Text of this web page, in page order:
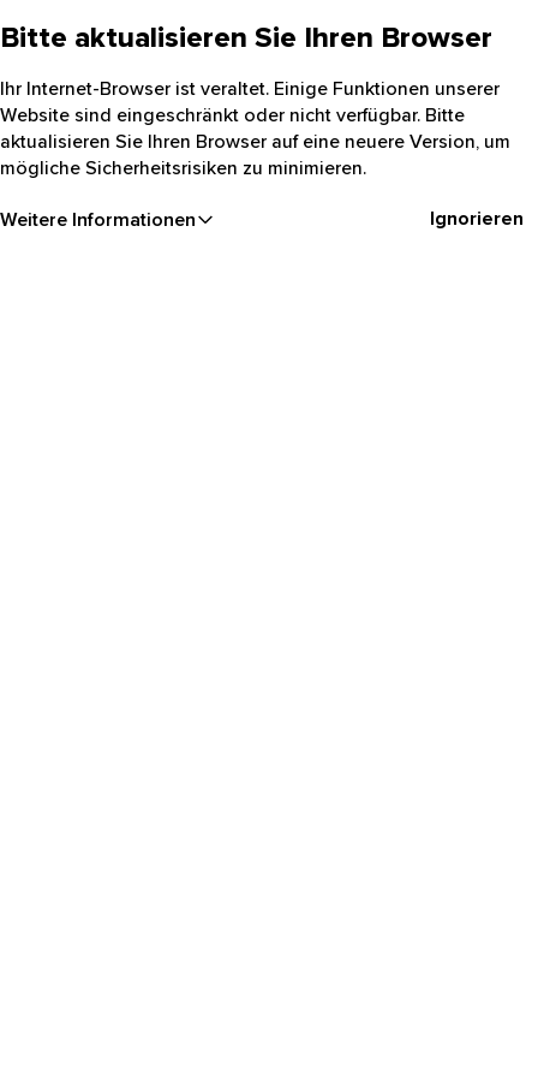
Bitte aktualisieren Sie Ihren Browser
Ihr Internet-Browser ist veraltet. Einige Funktionen unserer
Website sind eingeschränkt oder nicht verfügbar. Bitte
aktualisieren Sie Ihren Browser auf eine neuere Version, um
mögliche Sicherheitsrisiken zu minimieren.
Weitere Informationen Ignorieren